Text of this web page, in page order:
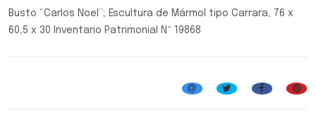
Busto “Carlos Noel”; Escultura de Mármol tipo Carrara, 76 x
60,5 x 30 Inventario Patrimonial Nº 19868